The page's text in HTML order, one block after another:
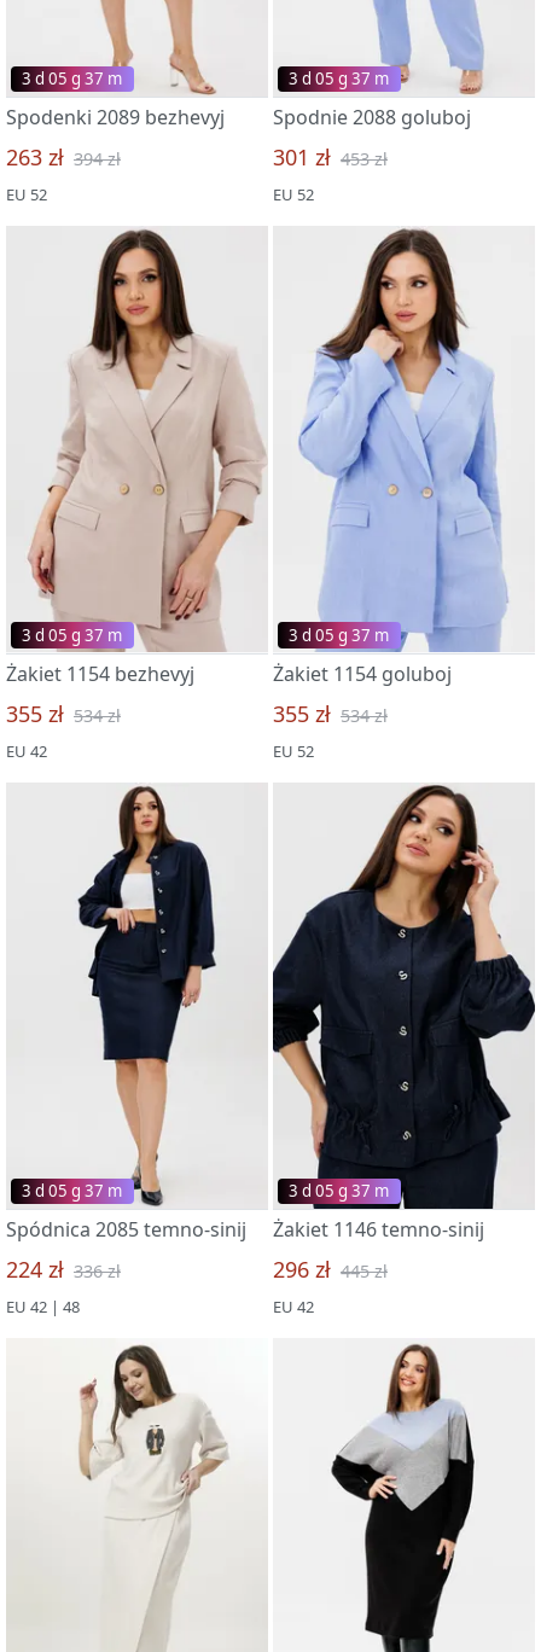
3 d 05 g 37 m
Spodenki 2089 bezhevyj
263 zł 394 zł
EU 52
3 d 05 g 37 m
Spodnie 2088 goluboj
301 zł 453 zł
EU 52
3 d 05 g 37 m
Żakiet 1154 bezhevyj
355 zł 534 zł
EU 42
3 d 05 g 37 m
Żakiet 1154 goluboj
355 zł 534 zł
EU 52
3 d 05 g 37 m
Spódnica 2085 temno-sinij
224 zł 336 zł
EU 42 | 48
3 d 05 g 37 m
Żakiet 1146 temno-sinij
296 zł 445 zł
EU 42